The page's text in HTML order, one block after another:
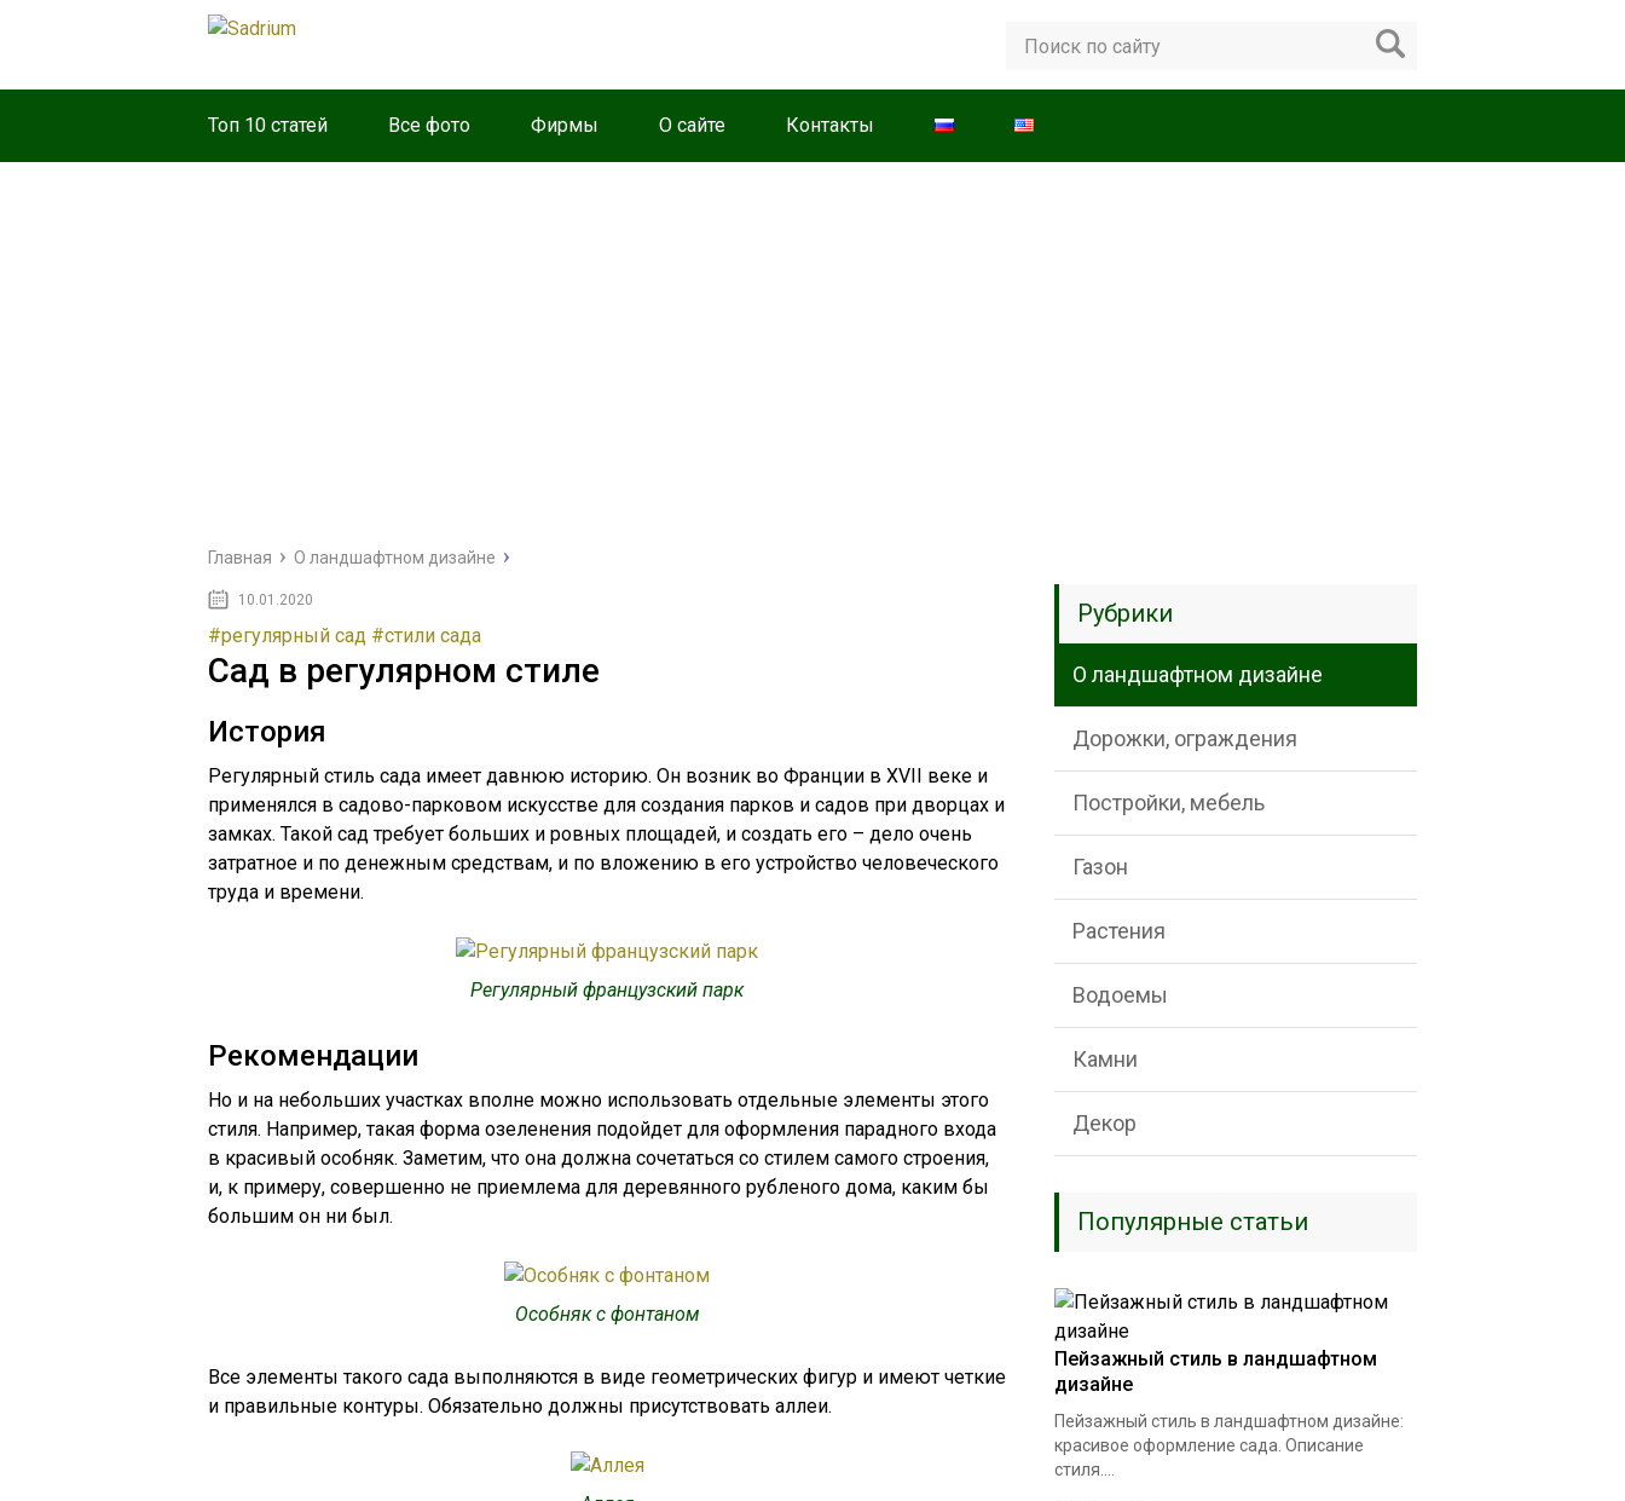
Топ 10 статей Все фото Фирмы О сайте Контакты
Главная О ландшафтном дизайне
10.01.2020
#регулярный сад #стили сада
Сад в регулярном стиле
История
Регулярный стиль сада имеет давнюю историю. Он возник во Франции в XVII веке и
применялся в садово-парковом искусстве для создания парков и садов при дворцах и
замках. Такой сад требует больших и ровных площадей, и создать его – дело очень
затратное и по денежным средствам, и по вложению в его устройство человеческого
труда и времени.
Регулярный французский парк
Рекомендации
Но и на небольших участках вполне можно использовать отдельные элементы этого
стиля. Например, такая форма озеленения подойдет для оформления парадного входа
в красивый особняк. Заметим, что она должна сочетаться со стилем самого строения,
и, к примеру, совершенно не приемлема для деревянного рубленого дома, каким бы
большим он ни был.
Особняк с фонтаном
Все элементы такого сада выполняются в виде геометрических фигур и имеют четкие
и правильные контуры. Обязательно должны присутствовать аллеи.
Рубрики
О ландшафтном дизайне
Дорожки, ограждения
Постройки, мебель
Газон
Растения
Водоемы
Камни
Декор
Популярные статьи
Пейзажный стиль в ландшафтном
дизайне
Пейзажный стиль в ландшафтном дизайне:
красивое оформление сада. Описание
стиля....